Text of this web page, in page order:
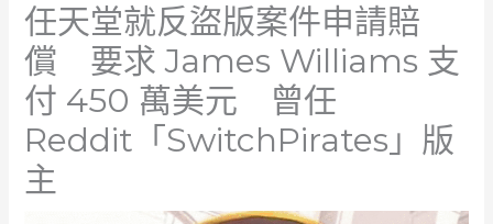
任天堂就反盜版案件申請賠
償 要求 James Williams 支
付 450 萬美元 曾任
Reddit「SwitchPirates」版
主